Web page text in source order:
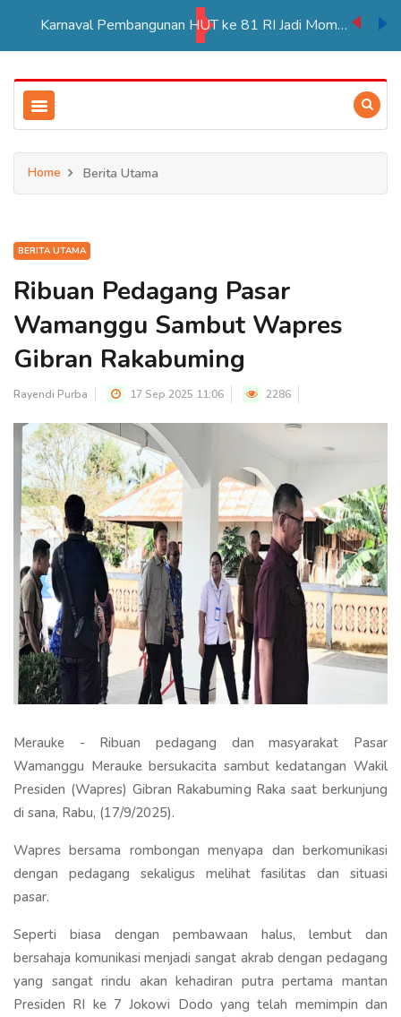
Karnaval Pembangunan HUT ke 81 RI Jadi Momentum Perkuat Persatuan di Merauke
Home Berita Utama
BERITA UTAMA
Ribuan Pedagang Pasar
Wamanggu Sambut Wapres
Gibran Rakabuming
Rayendi Purba 17 Sep 2025 11:06 2286
Merauke - Ribuan pedagang dan masyarakat Pasar
Wamanggu Merauke bersukacita sambut kedatangan Wakil
Presiden (Wapres) Gibran Rakabuming Raka saat berkunjung
di sana, Rabu, (17/9/2025).
Wapres bersama rombongan menyapa dan berkomunikasi
dengan pedagang sekaligus melihat fasilitas dan situasi
pasar.
Seperti biasa dengan pembawaan halus, lembut dan
bersahaja komunikasi menjadi sangat akrab dengan pedagang
yang sangat rindu akan kehadiran putra pertama mantan
Presiden RI ke 7 Jokowi Dodo yang telah memimpin dan